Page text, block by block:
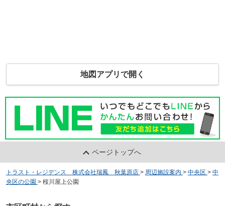
地図アプリで開く
ページトップへ
トラスト・レジデンス 株式会社瑞鳳 秋葉原店 > 周辺施設案内 > 中央区 > 中
央区の公園 > 桜川屋上公園